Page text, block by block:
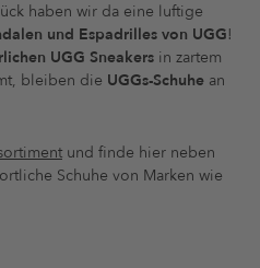
haben wir da eine luftige
und Espadrilles von UGG!
UGG Sneakers in zartem
bleiben die UGGs-Schuhe an
und finde hier neben
Schuhe von Marken wie